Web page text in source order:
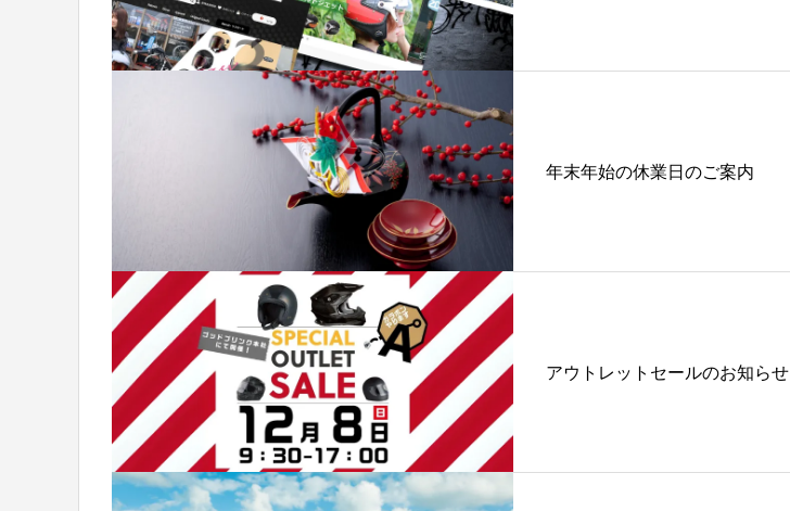
年末年始の休業日のご案内
アウトレットセールのお知らせ